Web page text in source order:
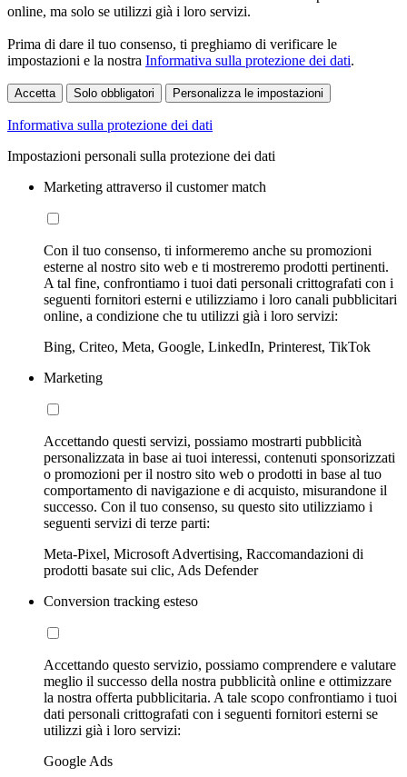
online, ma solo se utilizzi già i loro servizi.
Prima di dare il tuo consenso, ti preghiamo di verificare le
impostazioni e la nostra Informativa sulla protezione dei dati.
Accetta Solo obbligatori Personalizza le impostazioni
Informativa sulla protezione dei dati
Impostazioni personali sulla protezione dei dati
Marketing attraverso il customer match
Con il tuo consenso, ti informeremo anche su promozioni
esterne al nostro sito web e ti mostreremo prodotti pertinenti.
A tal fine, confrontiamo i tuoi dati personali crittografati con i
seguenti fornitori esterni e utilizziamo i loro canali pubblicitari
online, a condizione che tu utilizzi già i loro servizi:
Bing, Criteo, Meta, Google, LinkedIn, Printerest, TikTok
Marketing
Accettando questi servizi, possiamo mostrarti pubblicità
personalizzata in base ai tuoi interessi, contenuti sponsorizzati
o promozioni per il nostro sito web o prodotti in base al tuo
comportamento di navigazione e di acquisto, misurandone il
successo. Con il tuo consenso, su questo sito utilizziamo i
seguenti servizi di terze parti:
Meta-Pixel, Microsoft Advertising, Raccomandazioni di
prodotti basate sui clic, Ads Defender
Conversion tracking esteso
Accettando questo servizio, possiamo comprendere e valutare
meglio il successo della nostra pubblicità online e ottimizzare
la nostra offerta pubblicitaria. A tale scopo confrontiamo i tuoi
dati personali crittografati con i seguenti fornitori esterni se
utilizzi già i loro servizi:
Google Ads